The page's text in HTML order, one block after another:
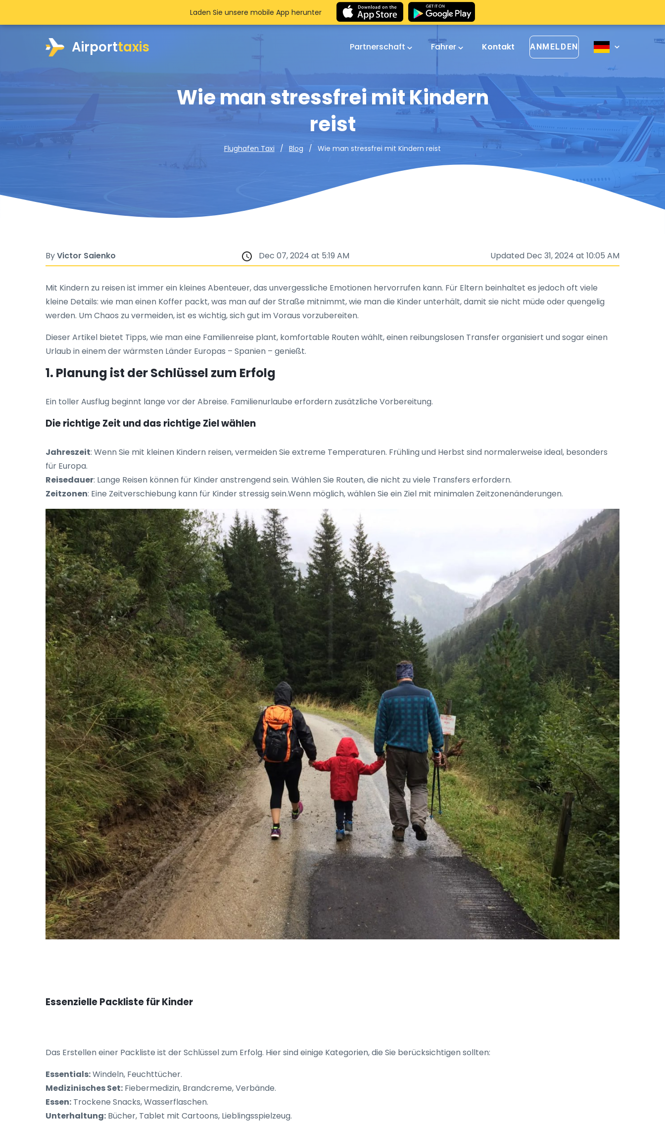
Airporttaxis Partnerschaft Fahrer Kontakt ANMELDEN
Wie man stressfrei mit Kindern
reist
Flughafen Taxi Blog Wie man stressfrei mit Kindern reist
Laden Sie unsere mobile App herunter
ByVictor Saienko Dec 07, 2024 at 5:19 AM Updated Dec 31, 2024 at 10:05 AM
Mit Kindern zu reisen ist immer ein kleines Abenteuer, das unvergessliche Emotionen hervorrufen kann. Für Eltern beinhaltet es jedoch oft viele
kleine Details: wie man einen Koffer packt, was man auf der Straße mitnimmt, wie man die Kinder unterhält, damit sie nicht müde oder quengelig
werden. Um Chaos zu vermeiden, ist es wichtig, sich gut im Voraus vorzubereiten.
Dieser Artikel bietet Tipps, wie man eine Familienreise plant, komfortable Routen wählt, einen reibungslosen Transfer organisiert und sogar einen
Urlaub in einem der wärmsten Länder Europas – Spanien – genießt.
1. Planung ist der Schlüssel zum Erfolg
Ein toller Ausflug beginnt lange vor der Abreise. Familienurlaube erfordern zusätzliche Vorbereitung.
Die richtige Zeit und das richtige Ziel wählen
Jahreszeit: Wenn Sie mit kleinen Kindern reisen, vermeiden Sie extreme Temperaturen. Frühling und Herbst sind normalerweise ideal, besonders
für Europa.
Reisedauer: Lange Reisen können für Kinder anstrengend sein. Wählen Sie Routen, die nicht zu viele Transfers erfordern.
Zeitzonen: Eine Zeitverschiebung kann für Kinder stressig sein.Wenn möglich, wählen Sie ein Ziel mit minimalen Zeitzonenänderungen.
Essenzielle Packliste für Kinder
Das Erstellen einer Packliste ist der Schlüssel zum Erfolg. Hier sind einige Kategorien, die Sie berücksichtigen sollten:
Essentials:Windeln, Feuchttücher.
Medizinisches Set: Fiebermedizin, Brandcreme, Verbände.
Essen: Trockene Snacks, Wasserflaschen.
Unterhaltung: Bücher, Tablet mit Cartoons, Lieblingsspielzeug.